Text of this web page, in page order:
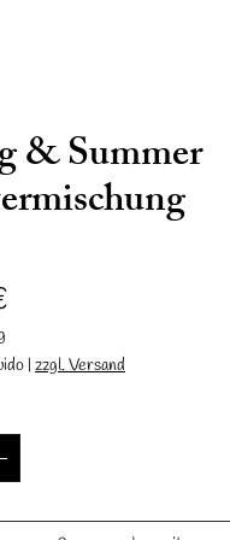
& Summer
| zzgl. Versand